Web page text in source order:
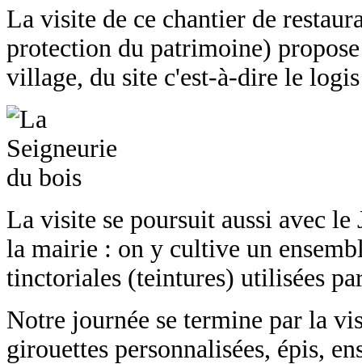
La visite de ce chantier de
protection du patrimoine)
village, du site c'est-à-dire le
La visite se poursuit aussi avec le
la mairie : on y cultive un
tinctoriales (teintures) utilisées
Notre journée se termine par la
girouettes personnalisées, épis,